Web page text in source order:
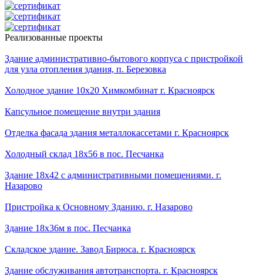
Реализованные проекты
Здание административно-бытового корпуса с пристройкой
для узла отопления здания, п. Березовка
Холодное здание 10х20 Химкомбинат г. Красноярск
Капсульное помещение внутри здания
Отделка фасада здания металлокассетами г. Красноярск
Холодный склад 18х56 в пос. Песчанка
Здание 18х42 с административными помещениями. г.
Назарово
Пристройка к Основному Зданию. г. Назарово
Здание 18х36м в пос. Песчанка
Складское здание. Завод Бирюса. г. Красноярск
Здание обслуживания автотранспорта. г. Красноярск